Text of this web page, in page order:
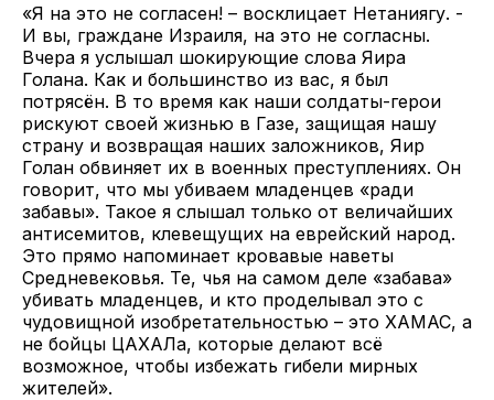
«Я на это не согласен! – восклицает Нетаниягу. -
И вы, граждане Израиля, на это не согласны.
Вчера я услышал шокирующие слова Яира
Голана. Как и большинство из вас, я был
потрясён. В то время как наши солдаты-герои
рискуют своей жизнью в Газе, защищая нашу
страну и возвращая наших заложников, Яир
Голан обвиняет их в военных преступлениях. Он
говорит, что мы убиваем младенцев «ради
забавы». Такое я слышал только от величайших
антисемитов, клевещущих на еврейский народ.
Это прямо напоминает кровавые наветы
Средневековья. Те, чья на самом деле «забава»
убивать младенцев, и кто проделывал это с
чудовищной изобретательностью – это ХАМАС, а
не бойцы ЦАХАЛа, которые делают всё
возможное, чтобы избежать гибели мирных
жителей».